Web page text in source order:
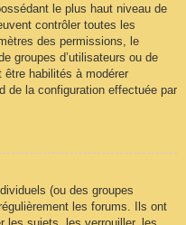
le plus haut niveau de
contrôler toutes les
des permissions, le
groupes d’utilisateurs ou de
habilités à modérer
de la configuration effectuée par
(ou des groupes
les forums. Ils ont